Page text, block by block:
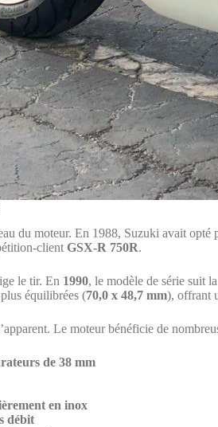
du moteur. En 1988, Suzuki avait opté
client GSX-R 750R.
le tir. En 1990, le modèle de série suit
équilibrées (70,0 x 48,7 mm), offrant
Le moteur bénéficie de
de 38 mm
en inox
débit